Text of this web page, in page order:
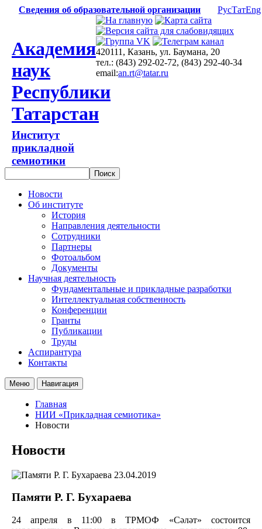
Сведения об образовательной организации РусТатEng
Академия
наук
Республики
Татарстан
Институт
прикладной
семиотики
420111, Казань, ул. Баумана, 20
тел.: (843) 292-02-72, (843) 292-40-34
email:an.rt@tatar.ru
Новости
Об институте
История
Направления деятельности
Сотрудники
Партнеры
Фотоальбом
Документы
Научная деятельность
Фундаментальные и прикладные разработки
Интеллектуальная собственность
Конференции
Гранты
Публикации
Труды
Аспирантура
Контакты
Меню Навигация
Главная
НИИ «Прикладная семиотика»
Новости
Новости
23.04.2019
Памяти Р. Г. Бухараева
24 апреля в 11:00 в ТРМОФ «Сәләт» состоится